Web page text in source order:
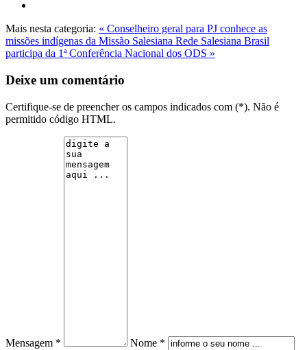
Mais nesta categoria: « Conselheiro geral para PJ conhece as
missões indígenas da Missão Salesiana Rede Salesiana Brasil
participa da 1ª Conferência Nacional dos ODS »
Deixe um comentário
Certifique-se de preencher os campos indicados com (*). Não é
permitido código HTML.
Mensagem *
Nome *